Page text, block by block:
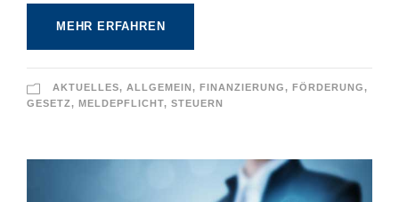
MEHR ERFAHREN
AKTUELLES, ALLGEMEIN, FINANZIERUNG, FÖRDERUNG,
GESETZ, MELDEPFLICHT, STEUERN